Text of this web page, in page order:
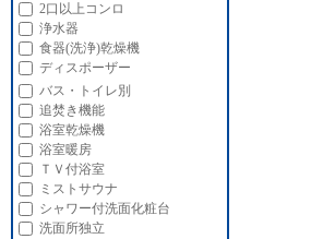
2口以上コンロ
浄水器
食器(洗浄)乾燥機
ディスポーザー
バス・トイレ別
追焚き機能
浴室乾燥機
浴室暖房
ＴＶ付浴室
ミストサウナ
シャワー付洗面化粧台
洗面所独立